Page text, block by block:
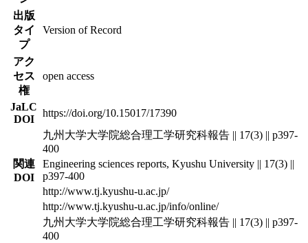
出版
タイ
プ
Version of Record
アク
セス
権
open access
JaLC
DOI
https://doi.org/10.15017/17390
関連
DOI
九州大学大学院総合理工学研究科報告 || 17(3) || p397-
400
Engineering sciences reports, Kyushu University || 17(3) ||
p397-400
http://www.tj.kyushu-u.ac.jp/
http://www.tj.kyushu-u.ac.jp/info/online/
九州大学大学院総合理工学研究科報告 || 17(3) || p397-
400